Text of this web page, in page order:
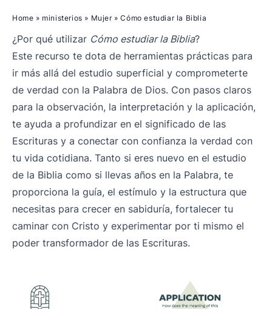
Home » ministerios » Mujer»Cómo estudiar la Biblia
¿Por qué utilizar Cómo estudiar la Biblia?
Este recurso te dota de herramientas prácticas para
ir más allá del estudio superficial y comprometerte
de verdad con la Palabra de Dios. Con pasos claros
para la observación, la interpretación y la aplicación,
te ayuda a profundizar en el significado de las
Escrituras y a conectar con confianza la verdad con
tu vida cotidiana. Tanto si eres nuevo en el estudio
de la Biblia como si llevas años en la Palabra, te
proporciona la guía, el estímulo y la estructura que
necesitas para crecer en sabiduría, fortalecer tu
caminar con Cristo y experimentar por ti mismo el
poder transformador de las Escrituras.